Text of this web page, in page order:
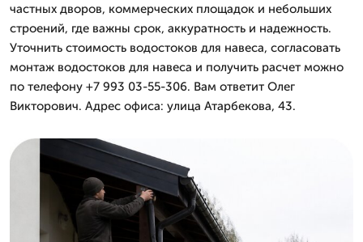
частных дворов, коммерческих площадок и небольших
строений, где важны срок, аккуратность и надежность.
Уточнить стоимость водостоков для навеса, согласовать
монтаж водостоков для навеса и получить расчет можно
по телефону +7 993 03-55-306. Вам ответит Олег
Викторович. Адрес офиса: улица Атарбекова, 43.